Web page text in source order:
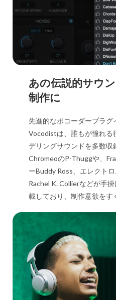
あの伝説的サウ
制作に
先進的なボコーダープラ
Vocodistは、誰もが憧れる
デリングサウンドを多数収
ChromeoのP-Thuggや、
ーBuddy Ross、エレクト
Rachel K. Collierなどが手
載しており、制作意欲をす